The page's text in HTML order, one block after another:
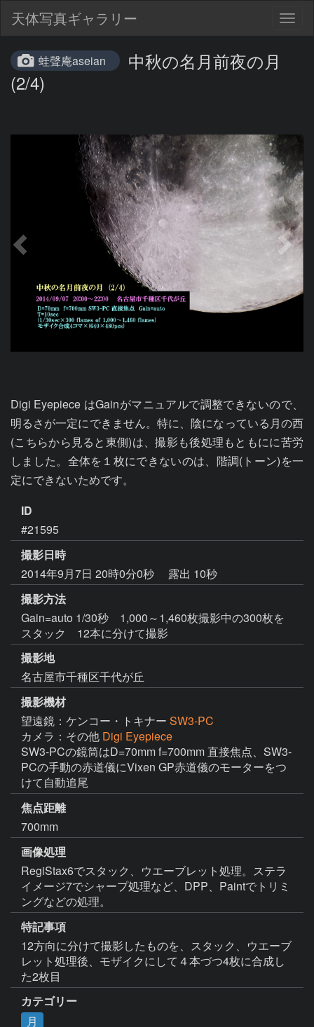
天体写真ギャラリー
蛙聲庵aseian
中秋の名月前夜の月
(2/4)
Digi Eyepiece はGainがマニュアルで調整できないので、
明るさが一定にできません。特に、陰になっている月の西
(こちらから見ると東側)は、撮影も後処理もともにに苦労
しました。全体を１枚にできないのは、階調(トーン)を一
定にできないためです。
ID
#21595
撮影日時
2014年9月7日 20時0分0秒
露出 10秒
撮影方法
Gain=auto 1/30秒 1,000～1,460枚撮影中の300枚を
スタック 12本に分けて撮影
撮影地
名古屋市千種区千代が丘
撮影機材
望遠鏡：ケンコー・トキナー SW3-PC
カメラ：その他 Digi Eyepiece
SW3-PCの鏡筒はD=70mm f=700mm 直接焦点、SW3-
PCの手動の赤道儀にVixen GP赤道儀のモーターをつ
けて自動追尾
焦点距離
700mm
画像処理
RegiStax6でスタック、ウエーブレット処理。ステラ
イメージ7でシャープ処理など、DPP、Paintでトリミ
ングなどの処理。
特記事項
12方向に分けて撮影したものを、スタック、ウエーブ
レット処理後、モザイクにして４本づつ4枚に合成し
た2枚目
カテゴリー
月